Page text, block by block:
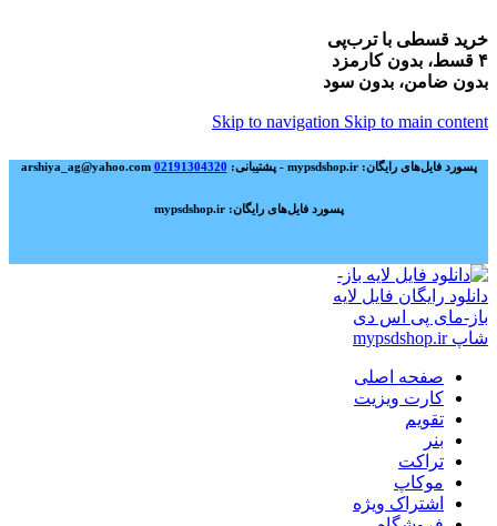
خرید قسطی با ترب‌پی
۴ قسط، بدون کارمزد
بدون ضامن، بدون سود
Skip to navigation Skip to main content
پسورد فایل‌های رایگان: mypsdshop.ir - پشتیبانی: arshiya_ag@yahoo.com 02191304320
پسورد فایل‌های رایگان: mypsdshop.ir
صفحه اصلی
کارت ویزیت
تقویم
بنر
تراکت
موکاپ
اشتراک ویژه